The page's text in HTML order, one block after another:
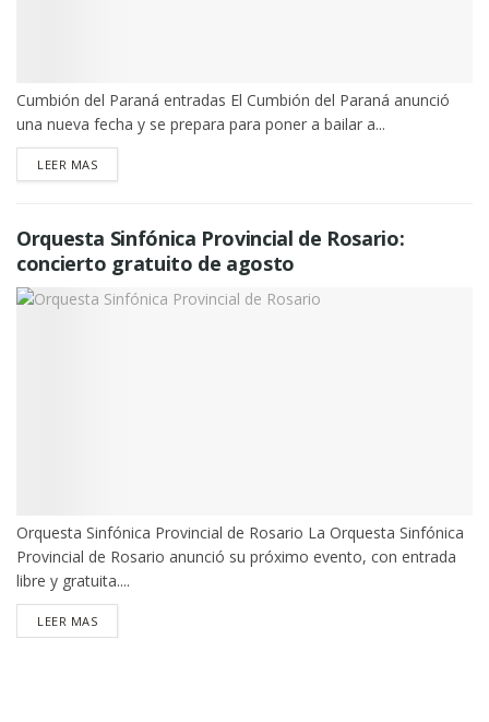
Cumbión del Paraná entradas El Cumbión del Paraná anunció
una nueva fecha y se prepara para poner a bailar a...
LEER MASDETAILS
Orquesta Sinfónica Provincial de Rosario:
concierto gratuito de agosto
Orquesta Sinfónica Provincial de Rosario La Orquesta Sinfónica
Provincial de Rosario anunció su próximo evento, con entrada
libre y gratuita....
LEER MASDETAILS